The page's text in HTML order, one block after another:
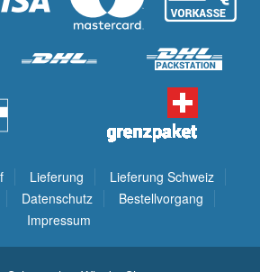
Lieferung
Lieferung Schweiz
Datenschutz
Bestellvorgang
Impressum